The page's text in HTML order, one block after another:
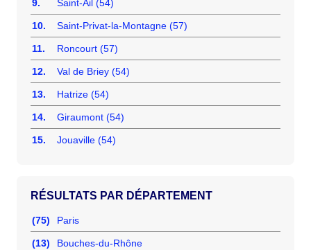
9. Saint-Ail (54)
10. Saint-Privat-la-Montagne (57)
11. Roncourt (57)
12. Val de Briey (54)
13. Hatrize (54)
14. Giraumont (54)
15. Jouaville (54)
RÉSULTATS PAR DÉPARTEMENT
(75) Paris
(13) Bouches-du-Rhône